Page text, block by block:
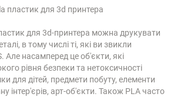
пластик для 3d принтера
для 3d-принтера можна друкувати
в тому числі ті, які ви звикли
Але насамперед це об'єкти, які
рівня безпеки та нетоксичності
для дітей, предмети побуту, елементи
інтер'єрів, арт-об'єкти. Також PLA часто